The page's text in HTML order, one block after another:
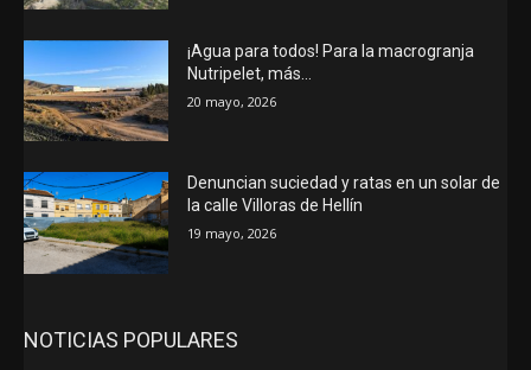
¡Agua para todos! Para la macrogranja
Nutripelet, más…
20 mayo, 2026
Denuncian suciedad y ratas en un solar de
la calle Villoras de Hellín
19 mayo, 2026
NOTICIAS POPULARES